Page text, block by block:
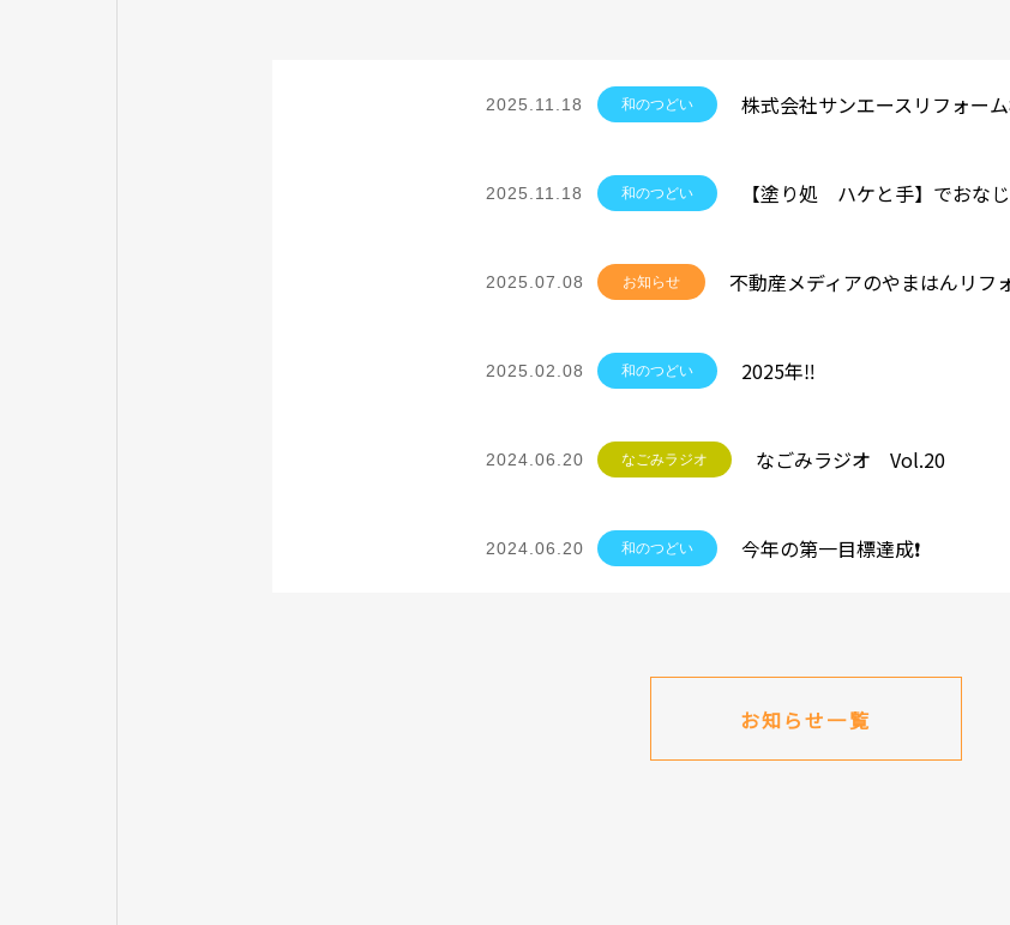
2025.11.18 和のつどい
2025.11.18 和のつどい
2025.07.08 お知らせ
2025.02.08 和のつどい 2025年‼
2024.06.20 なごみラジオ なごみラジオ Vol.20
2024.06.20 和のつどい 今年の第一目標達成❗
お知らせ一覧